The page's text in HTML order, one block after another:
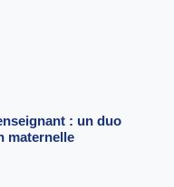
: un duo
maternelle